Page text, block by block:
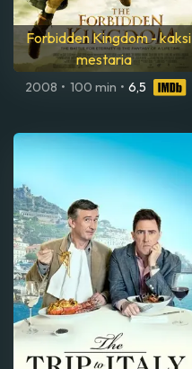
Forbidden Kingdom - kaksi
mestaria
2008 • 100 min • 6,5